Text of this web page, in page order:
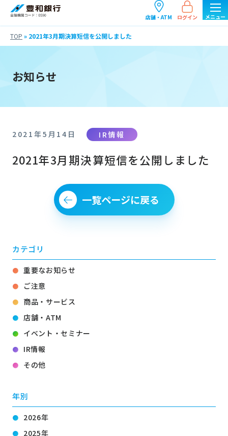
店舗・ATM ログイン
TOP » 2021年3月期決算短信を公開しました
お知らせ
2021年5月14日 IR情報
2021年3月期決算短信を公開しました
一覧ページに戻る
カテゴリ
重要なお知らせ
ご注意
商品・サービス
店舗・ATM
イベント・セミナー
IR情報
その他
年別
2026年
2025年